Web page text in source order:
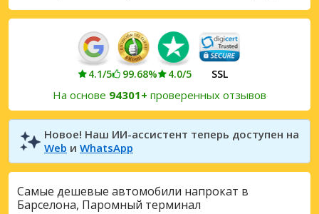
4.1/5 99.68% 4.0/5 SSL
На основе 94301+ проверенных отзывов
Новое! Наш ИИ-ассистент теперь доступен на
Web и WhatsApp
Самые дешевые автомобили напрокат в
Барселона, Паромный терминал